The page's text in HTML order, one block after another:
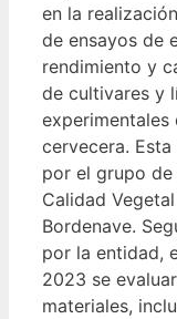
en la
de ensayos de
rendimiento y
de cultivares y
experimentales
cervecera.
por el grupo
Calidad
Bordenave.
por la entidad,
2023 se
materiales,